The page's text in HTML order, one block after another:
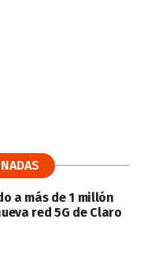
a más de 1 millón
red 5G de Claro